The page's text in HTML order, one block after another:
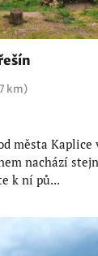
km)
města Kaplice
nachází
k ní pů...